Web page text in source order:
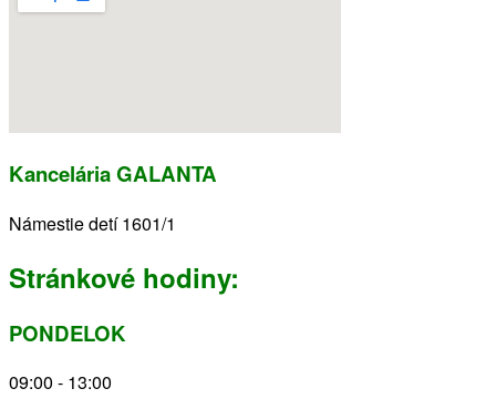
Kancelária GALANTA
Námestie detí 1601/1
Stránkové hodiny:
PONDELOK
09:00 - 13:00